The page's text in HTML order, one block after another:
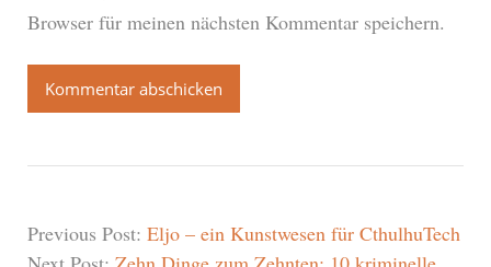
Browser für meinen nächsten Kommentar speichern.
Previous Post: Eljo – ein Kunstwesen für CthulhuTech